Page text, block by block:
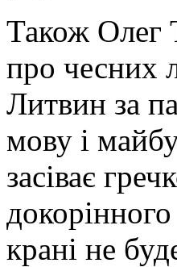
Також Олег
про чесних
Литвин за
мову і
засіває
крані не